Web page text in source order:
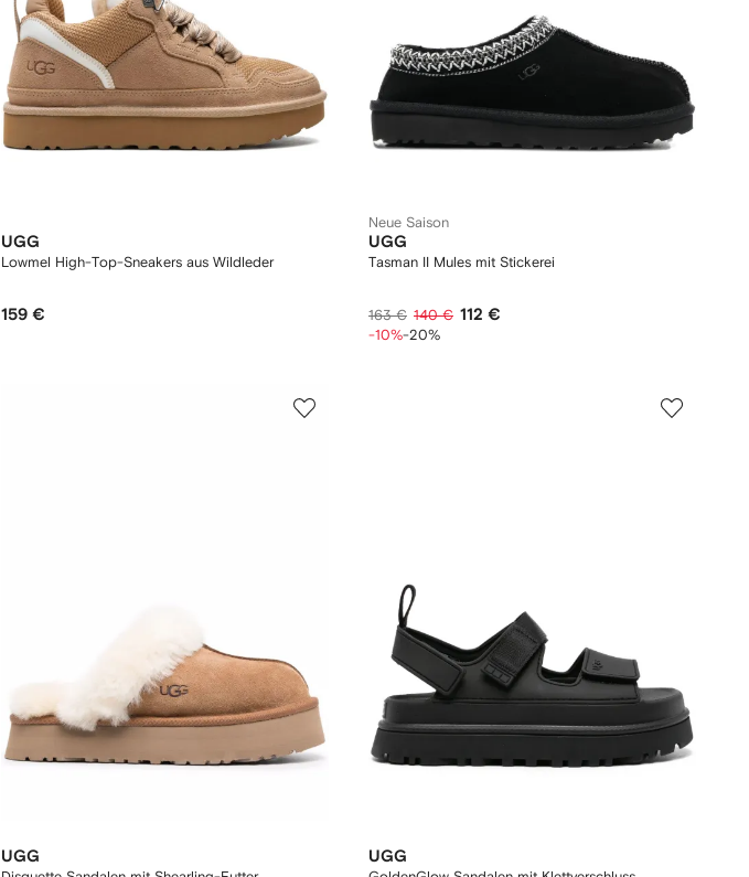
UGG
Lowmel High-Top-Sneakers aus Wildleder
159 €
Neue Saison
UGG
Tasman II Mules mit Stickerei
163 € 140 € 112 €
-10%-20%
UGG UGG